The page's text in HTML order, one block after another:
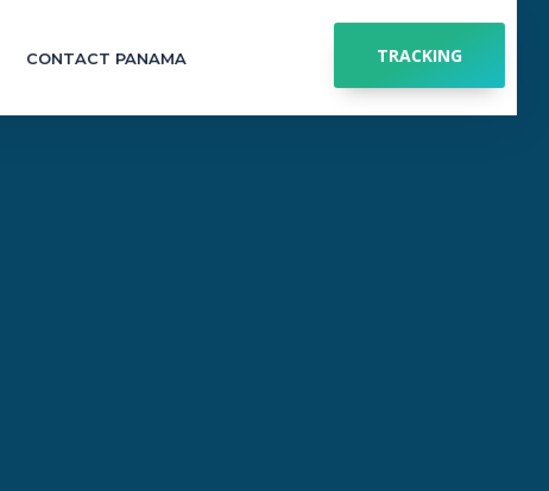
CONTACT PANAMA TRACKING